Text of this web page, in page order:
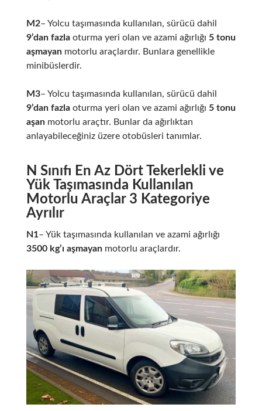
M2– Yolcu taşımasında kullanılan, sürücü dahil
9’dan fazlaoturma yeri olan ve azami ağırlığı 5 tonu
aşmayanmotorlu araçlardır. Bunlara genellikle
minibüslerdir.
M3– Yolcu taşımasında kullanılan, sürücü dahil
9’dan fazlaoturma yeri olan ve azami ağırlığı 5 tonu
aşanmotorlu araçtır. Bunlar da ağırlıktan
anlayabileceğiniz üzere otobüsleri tanımlar.
N Sınıfı En Az Dört Tekerlekli ve
Yük Taşımasında Kullanılan
Motorlu Araçlar 3 Kategoriye
Ayrılır
N1– Yük taşımasında kullanılan ve azami ağırlığı
3500 kg’ı aşmayanmotorlu araçlardır.